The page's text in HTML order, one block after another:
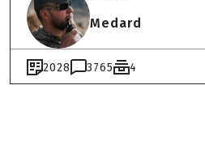
Medard
2028 3765 4